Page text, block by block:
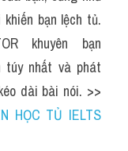
bạn lệch tủ.
khuyên bạn
túy nhất và phát
dài bài nói. >>
HỌC TỦ IELTS